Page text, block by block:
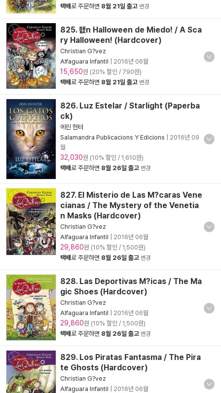
택배로 주문하면 8월 21일 출고 변경
825. 좺n Halloween de Miedo! / A Sca
ry Halloween! (Hardcover)
Christian G?vez
Alfaguara Infantil
2016년 06월
15,650원 (20% 할인 / 790원)
택배로 주문하면 8월 21일 출고 변경
826. Luz Estelar / Starlight (Paperba
ck)
에린 헌터
Salamandra Publicacions Y Edicions
2016년 09
월
32,030원 (10% 할인 / 1,610원)
택배로 주문하면 8월 26일 출고 변경
827. El Misterio de Las M?caras Vene
cianas / The Mystery of the Venetia
n Masks (Hardcover)
Christian G?vez
Alfaguara Infantil
2016년 06월
29,860원 (10% 할인 / 1,500원)
택배로 주문하면 8월 26일 출고 변경
828. Las Deportivas M?icas / The Ma
gic Shoes (Hardcover)
Christian G?vez
Alfaguara Infantil
2016년 06월
29,860원 (10% 할인 / 1,500원)
택배로 주문하면 8월 26일 출고 변경
829. Los Piratas Fantasma / The Pira
te Ghosts (Hardcover)
Christian G?vez
Alfaguara Infantil
2016년 06월